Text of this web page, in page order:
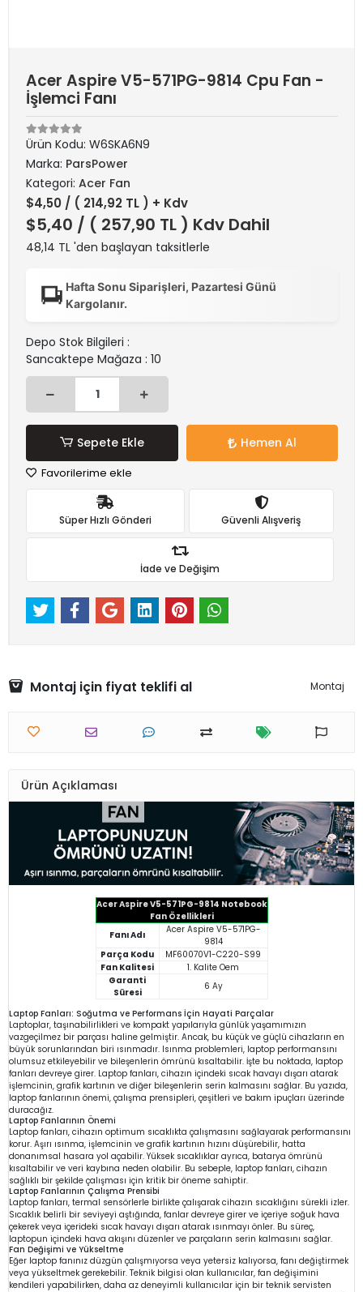
Acer Aspire V5-571PG-9814 Cpu Fan -
İşlemci Fanı
Ürün Kodu: W6SKA6N9
Marka: ParsPower
Kategori: Acer Fan
$4,50 / ( 214,92 TL ) + Kdv
$5,40 / ( 257,90 TL ) Kdv Dahil
48,14 TL 'den başlayan taksitlerle
Hafta Sonu Siparişleri, Pazartesi Günü
Kargolanır.
Depo Stok Bilgileri :
Sancaktepe Mağaza : 10
Sepete Ekle Hemen Al
Favorilerime ekle
Süper Hızlı Gönderi Güvenli Alışveriş
İade ve Değişim
Montaj için fiyat teklifi al Montaj
Ürün Açıklaması
Acer Aspire V5-571PG-9814 Notebook
Fan Özellikleri
Fanı Adı
Acer Aspire V5-571PG-
9814
Parça Kodu
MF60070V1-C220-S99
Fan Kalitesi
1. Kalite Oem
Garanti
Süresi
6 Ay
Laptop Fanları: Soğutma ve Performans İçin Hayati Parçalar
Laptoplar, taşınabilirlikleri ve kompakt yapılarıyla günlük yaşamımızın
vazgeçilmez bir parçası haline gelmiştir. Ancak, bu küçük ve güçlü cihazların en
büyük sorunlarından biri ısınmadır. Isınma problemleri, laptop performansını
olumsuz etkileyebilir ve bileşenlerin ömrünü kısaltabilir. İşte bu noktada, laptop
fanları devreye girer. Laptop fanları, cihazın içindeki sıcak havayı dışarı atarak
işlemcinin, grafik kartının ve diğer bileşenlerin serin kalmasını sağlar. Bu yazıda,
laptop fanlarının önemi, çalışma prensipleri, çeşitleri ve bakım ipuçları üzerinde
duracağız.
Laptop Fanlarının Önemi
Laptop fanları, cihazın optimum sıcaklıkta çalışmasını sağlayarak performansını
korur. Aşırı ısınma, işlemcinin ve grafik kartının hızını düşürebilir, hatta
donanımsal hasara yol açabilir. Yüksek sıcaklıklar ayrıca, batarya ömrünü
kısaltabilir ve veri kaybına neden olabilir. Bu sebeple, laptop fanları, cihazın
sağlıklı bir şekilde çalışması için kritik bir öneme sahiptir.
Laptop Fanlarının Çalışma Prensibi
Laptop fanları, termal sensörlerle birlikte çalışarak cihazın sıcaklığını sürekli izler.
Sıcaklık belirli bir seviyeyi aştığında, fanlar devreye girer ve içeriye soğuk hava
çekerek veya içerideki sıcak havayı dışarı atarak ısınmayı önler. Bu süreç,
laptopun içindeki hava akışını düzenler ve parçaların serin kalmasını sağlar.
Fan Değişimi ve Yükseltme
Eğer laptop fanınız düzgün çalışmıyorsa veya yetersiz kalıyorsa, fanı değiştirmek
veya yükseltmek gerekebilir. Teknik bilgisi olan kullanıcılar, fan değişimini
kendileri yapabilirken, daha az deneyimli kullanıcılar için bir teknik servisten